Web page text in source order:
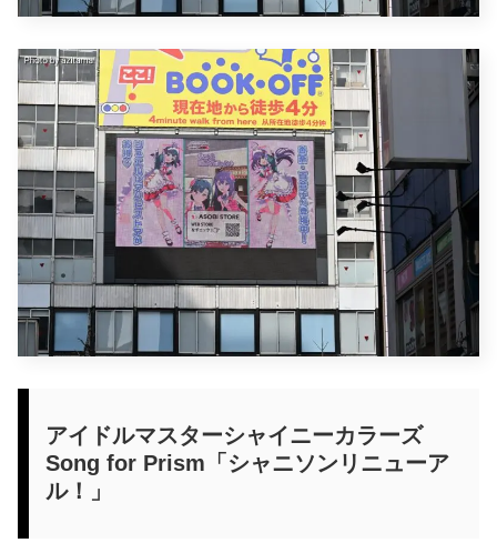
アイドルマスターシャイニーカラーズ
Song for Prism「シャニソンリニューア
ル！」